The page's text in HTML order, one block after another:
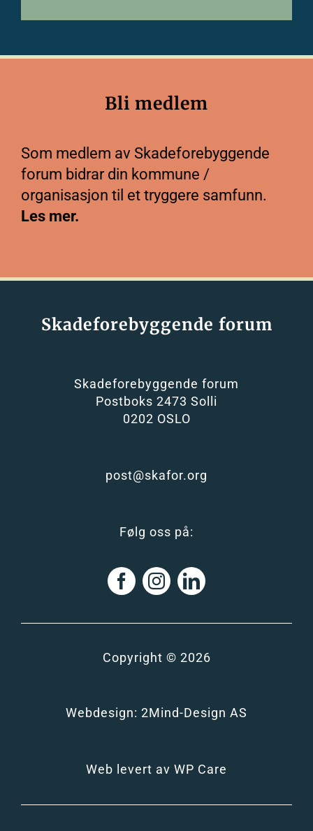
Bli medlem
Som medlem av Skadeforebyggende
forum bidrar din kommune /
organisasjon til et tryggere samfunn.
Les mer.
Skadeforebyggende forum
Skadeforebyggende forum
Postboks 2473 Solli
0202 OSLO
post@skafor.org
Følg oss på:
Copyright © 2026
Webdesign: 2Mind-Design AS
Web levert av WP Care